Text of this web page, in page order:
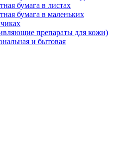
бумага в листах
бумага в маленьких
препараты для кожи)
и бытовая